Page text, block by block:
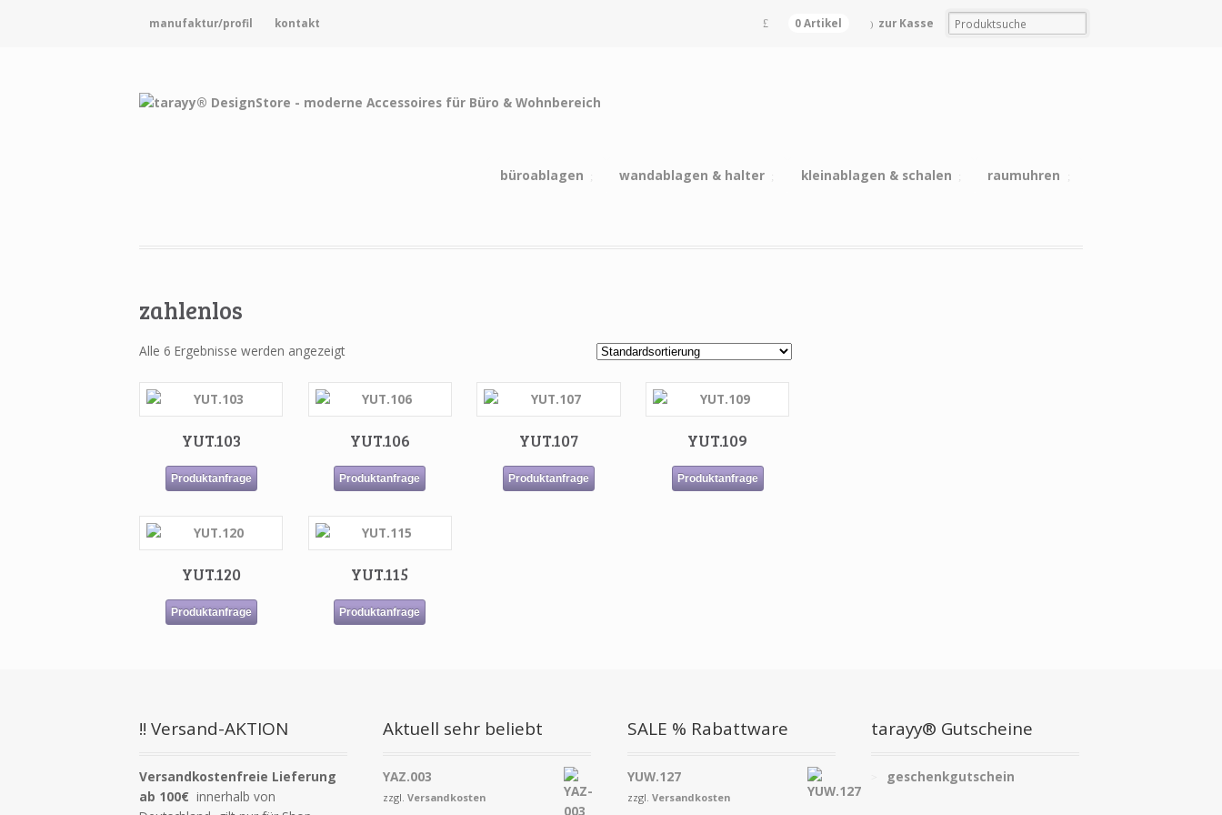
manufaktur/profil kontakt 0 Artikel zur Kasse
büroablagen wandablagen & halter kleinablagen & schalen raumuhren
zahlenlos
Alle 6 Ergebnisse werden angezeigt
YUT.103
Produktanfrage
YUT.106
Produktanfrage
YUT.107
Produktanfrage
YUT.109
Produktanfrage
YUT.120
Produktanfrage
YUT.115
Produktanfrage
!! Versand-AKTION
Versandkostenfreie Lieferung
ab 100€ innerhalb von
Aktuell sehr beliebt
YAZ.003
zzgl.Versandkosten
SALE % Rabattware
YUW.127
zzgl. Versandkosten
tarayy® Gutscheine
geschenkgutschein